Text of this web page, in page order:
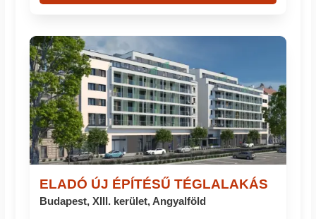
ELADÓ ÚJ ÉPÍTÉSŰ TÉGLALAKÁS
Budapest, XIII. kerület, Angyalföld